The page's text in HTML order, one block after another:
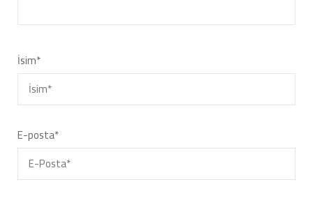
İsim*
E-posta*